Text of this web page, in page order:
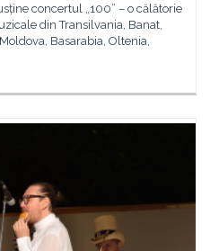
concertul „100” – o călătorie
din Transilvania, Banat,
Basarabia, Oltenia,